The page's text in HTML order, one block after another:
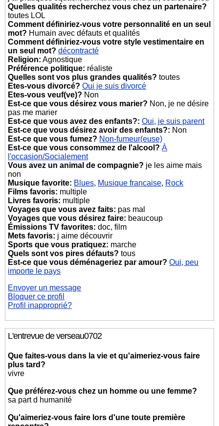
Quelles qualités recherchez vous chez un partenaire?
toutes LOL
Comment définiriez-vous votre personnalité en un seul
mot? Humain avec défauts et qualités
Comment définiriez-vous votre style vestimentaire en
un seul mot? décontracté
Religion: Agnostique
Préférence politique: réaliste
Quelles sont vos plus grandes qualités? toutes
Etes-vous divorcé? Oui je suis divorcé
Etes-vous veuf(ve)? Non
Est-ce que vous désirez vous marier? Non, je ne désire
pas me marier
Est-ce que vous avez des enfants?: Oui, je suis parent
Est-ce que vous désirez avoir des enfants?: Non
Est-ce que vous fumez? Non-fumeur(euse)
Est-ce que vous consommez de l'alcool? À
l'occasion/Socialement
Vous avez un animal de compagnie? je les aime mais
non
Musique favorite: Blues, Musique francaise, Rock
Films favoris: multiple
Livres favoris: multiple
Voyages que vous avez faits: pas mal
Voyages que vous désirez faire: beaucoup
Émissions TV favorites: doc, film
Mets favoris: j aime découvrir
Sports que vous pratiquez: marche
Quels sont vos pires défauts? tous
Est-ce que vous déménageriez par amour? Oui, peu
importe le pays
Envoyer un message
Bloquer ce profil
Profil inapproprié?
L'entrevue de verseau0702
Que faites-vous dans la vie et qu'aimeriez-vous faire
plus tard?
vivre
Que préférez-vous chez un homme ou une femme?
sa part d humanité
Qu'aimeriez-vous faire lors d'une toute première